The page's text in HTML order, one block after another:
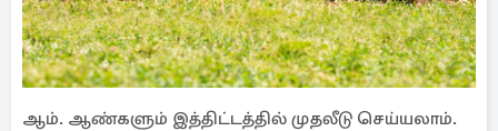
ஆம். ஆண்களும் இத்திட்டத்தில் முதலீடு செய்யலாம்.